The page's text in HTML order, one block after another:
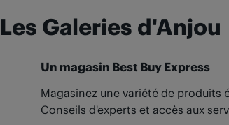
Les Galeries d'Anjou
Un magasin Best Buy Express
Magasinez une variété de
Conseils d'experts et accès aux